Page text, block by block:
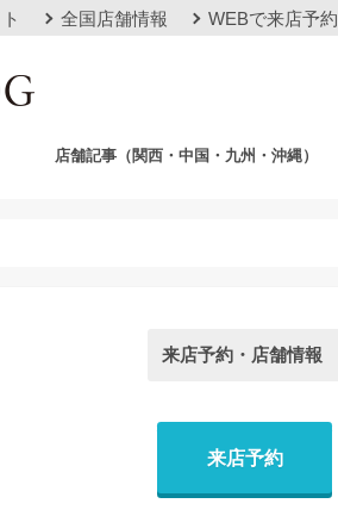
全国店舗情報 WEBで来店予約
店舗記事（関西・中国・九州・沖縄）
来店予約・店舗情報
来店予約